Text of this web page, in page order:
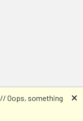
Oops, something
🗙